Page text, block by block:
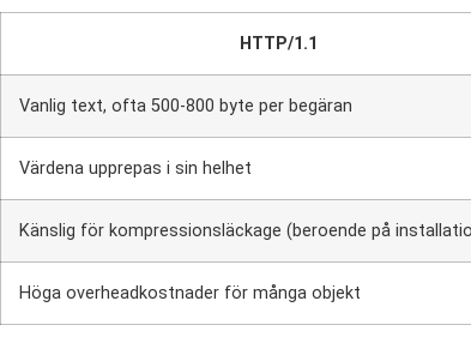
HTTP/1.1
Vanlig text, ofta 500-800 byte per begäran
Värdena upprepas i sin helhet
Känslig för kompressionsläckage (beroende på
Höga overheadkostnader för många objekt